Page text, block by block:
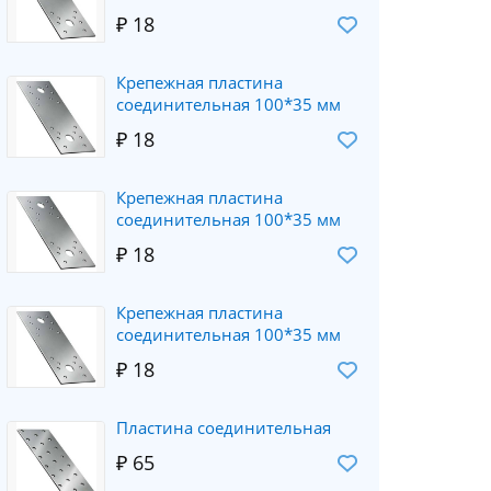
₽ 18
Крепежная пластина
соединительная 100*35 мм
₽ 18
Крепежная пластина
соединительная 100*35 мм
₽ 18
Крепежная пластина
соединительная 100*35 мм
₽ 18
Пластина соединительная
₽ 65